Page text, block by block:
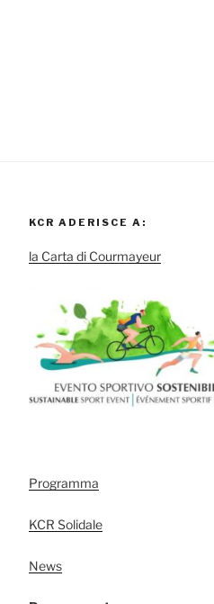
KCR ADERISCE A:
la Carta di Courmayeur
Programma
KCR Solidale
News